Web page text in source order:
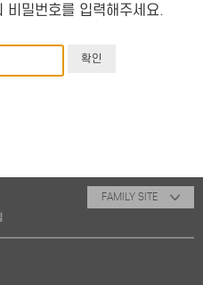
비밀번호를 입력해주세요.
FAMILY SITE